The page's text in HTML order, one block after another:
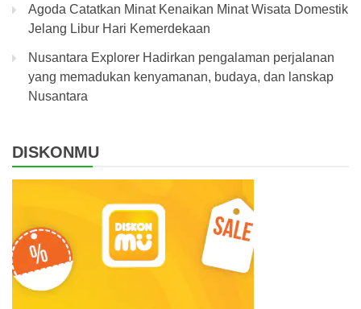
Agoda Catatkan Minat Kenaikan Minat Wisata Domestik
Jelang Libur Hari Kemerdekaan
Nusantara Explorer Hadirkan pengalaman perjalanan
yang memadukan kenyamanan, budaya, dan lanskap
Nusantara
DISKONMU